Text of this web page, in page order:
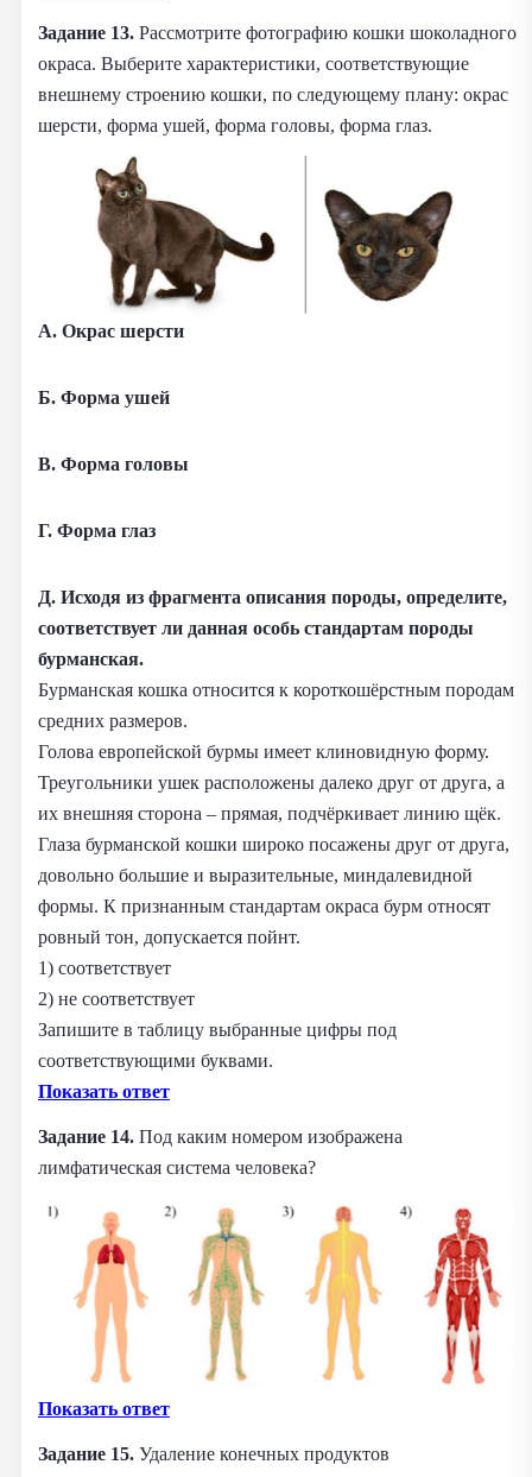
Задание 13. Рассмотрите фотографию кошки шоколадного
окраса. Выберите характеристики, соответствующие
внешнему строению кошки, по следующему плану: окрас
шерсти, форма ушей, форма головы, форма глаз.
А. Окрас шерсти
Б. Форма ушей
В. Форма головы
Г. Форма глаз
Д. Исходя из фрагмента описания породы, определите,
соответствует ли данная особь стандартам породы
бурманская.
Бурманская кошка относится к короткошёрстным породам
средних размеров.
Голова европейской бурмы имеет клиновидную форму.
Треугольники ушек расположены далеко друг от друга, а
их внешняя сторона – прямая, подчёркивает линию щёк.
Глаза бурманской кошки широко посажены друг от друга,
довольно большие и выразительные, миндалевидной
формы. К признанным стандартам окраса бурм относят
ровный тон, допускается пойнт.
1) соответствует
2) не соответствует
Запишите в таблицу выбранные цифры под
соответствующими буквами.
Показать ответ
Задание 14. Под каким номером изображена
лимфатическая система человека?
Показать ответ
Задание 15. Удаление конечных продуктов